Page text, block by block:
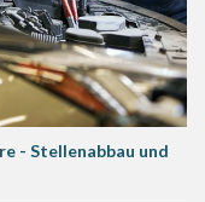
- Stellenabbau und